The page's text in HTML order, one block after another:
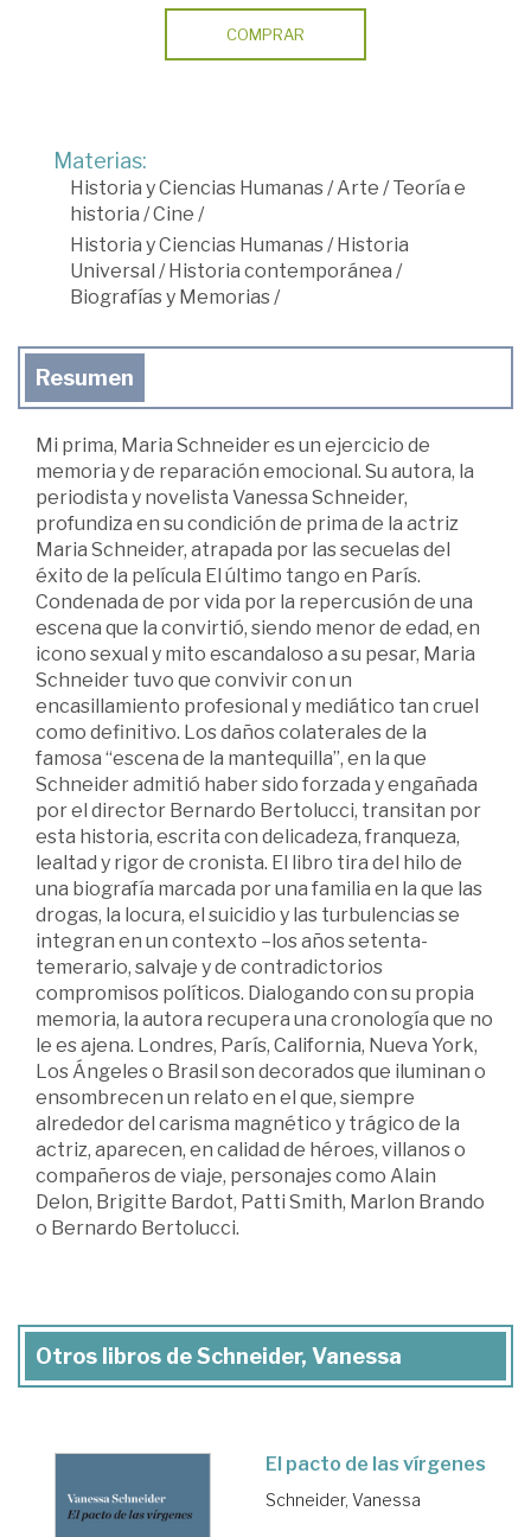
COMPRAR
Materias:
Historia y Ciencias Humanas/Arte /Teoría e
historia /Cine /
Historia y Ciencias Humanas/ Historia
Universal / Historia contemporánea /
Biografías y Memorias/
Resumen
Mi prima, Maria Schneider es un ejercicio de
memoria y de reparación emocional. Su autora, la
periodista y novelista Vanessa Schneider,
profundiza en su condición de prima de la actriz
Maria Schneider, atrapada por las secuelas del
éxito de la película El último tango en París.
Condenada de por vida por la repercusión de una
escena que la convirtió, siendo menor de edad, en
icono sexual y mito escandaloso a su pesar, Maria
Schneider tuvo que convivir con un
encasillamiento profesional y mediático tan cruel
como definitivo. Los daños colaterales de la
famosa “escena de la mantequilla”, en la que
Schneider admitió haber sido forzada y engañada
por el director Bernardo Bertolucci, transitan por
esta historia, escrita con delicadeza, franqueza,
lealtad y rigor de cronista. El libro tira del hilo de
una biografía marcada por una familia en la que las
drogas, la locura, el suicidio y las turbulencias se
integran en un contexto –los años setenta-
temerario, salvaje y de contradictorios
compromisos políticos. Dialogando con su propia
memoria, la autora recupera una cronología que no
le es ajena. Londres, París, California, Nueva York,
Los Ángeles o Brasil son decorados que iluminan o
ensombrecen un relato en el que, siempre
alrededor del carisma magnético y trágico de la
actriz, aparecen, en calidad de héroes, villanos o
compañeros de viaje, personajes como Alain
Delon, Brigitte Bardot, Patti Smith, Marlon Brando
o Bernardo Bertolucci.
Otros libros de Schneider, Vanessa
El pacto de las vírgenes
Schneider, Vanessa